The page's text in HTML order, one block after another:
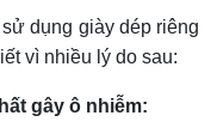
dụng giày dép riêng
vì nhiều lý do sau:
gây ô nhiễm: